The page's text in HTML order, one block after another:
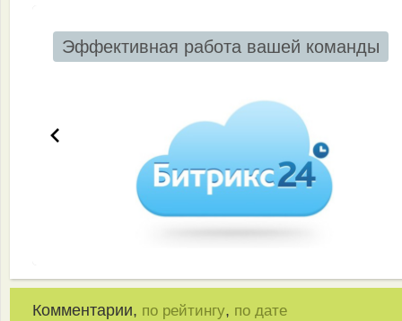
Эффективная работа вашей команды
Комментарии, по рейтингу, по дате